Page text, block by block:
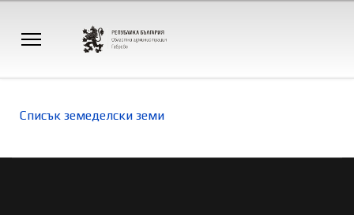
Списък земеделски земи